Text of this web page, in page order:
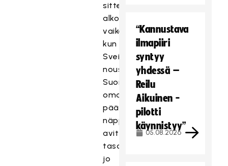
sitten
alkoivat
vaikeudet,
kun
Sveitsi
nousi
Suomen
oman
pään
näppäilyvirheiden
avittamana
tasoihin
jo
“Kannustava
ilmapiiri
syntyy
yhdessä –
Reilu
Aikuinen -
pilotti
käynnistyy”
05.08.2026